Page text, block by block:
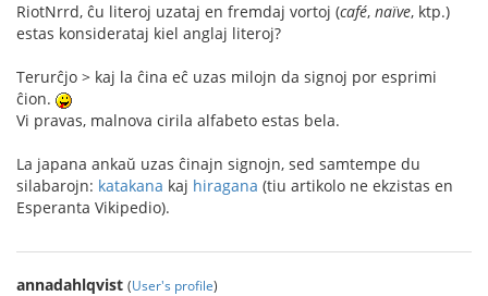
RiotNrrd, ĉu literoj uzataj en fremdaj vortoj (café, naïve, ktp.)
estas konsiderataj kiel anglaj literoj?
Terurĉjo > kaj la ĉina eĉ uzas milojn da signoj por esprimi
ĉion.
Vi pravas, malnova cirila alfabeto estas bela.
La japana ankaŭ uzas ĉinajn signojn, sed samtempe du
silabarojn: katakana kaj hiragana (tiu artikolo ne ekzistas en
Esperanta Vikipedio).
annadahlqvist (User's profile)